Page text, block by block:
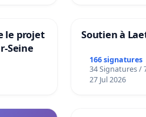
le projet
Seine
Soutien à
166 signatures
34 Signatures /
27 Jul 2026